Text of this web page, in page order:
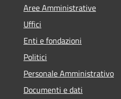
Aree Amministrative
Uffici
Enti e fondazioni
Politici
Personale Amministrativo
Documenti e dati